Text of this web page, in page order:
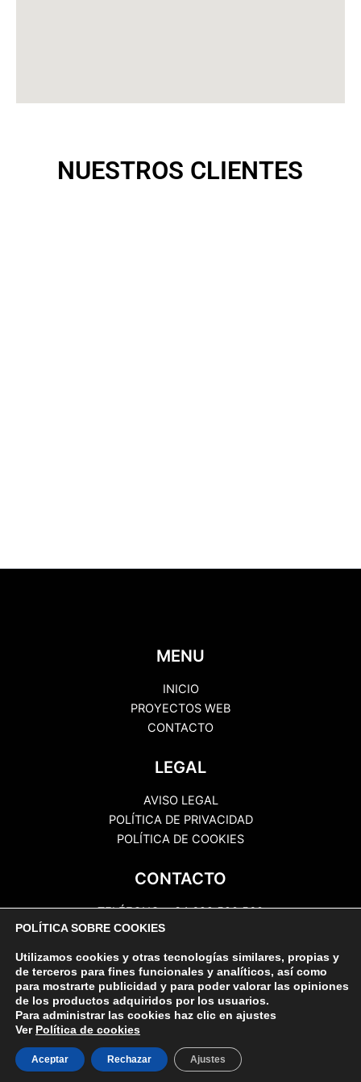
NUESTROS CLIENTES
MENU
INICIO
PROYECTOS WEB
CONTACTO
LEGAL
AVISO LEGAL
POLÍTICA DE PRIVACIDAD
POLÍTICA DE COOKIES
CONTACTO
TELÉFONO: +34 622 520 560
EMAIL: info@prbcomunicaciones.com
DIRECCIÓN: Ctra Gral Valle Guerra, 197.
POLÍTICA SOBRE COOKIES
Utilizamos cookies y otras tecnologías similares, propias y
de terceros para fines funcionales y analíticos, así como
para mostrarte publicidad y para poder valorar las opiniones
de los productos adquiridos por los usuarios.
Para administrar las cookies haz clic en ajustes
Ver Política de cookies
Aceptar Rechazar Ajustes